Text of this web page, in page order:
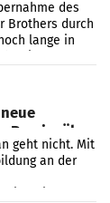
des
Brothers durch
lange in
Praxisnähe
geht nicht. Mit
an der